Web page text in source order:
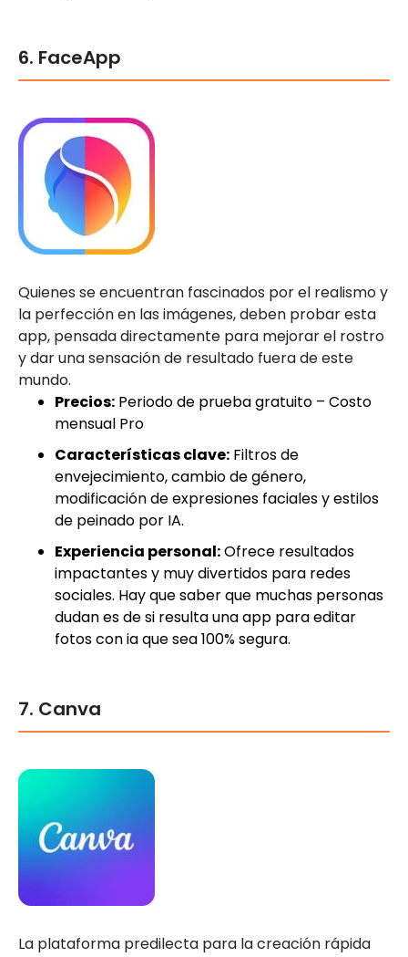
6. FaceApp
Quienes se encuentran fascinados por el realismo y
la perfección en las imágenes, deben probar esta
app, pensada directamente para mejorar el rostro
y dar una sensación de resultado fuera de este
mundo.
Precios: Periodo de prueba gratuito – Costo
mensual Pro
Características clave: Filtros de
envejecimiento, cambio de género,
modificación de expresiones faciales y estilos
de peinado por IA.
Experiencia personal:Ofrece resultados
impactantes y muy divertidos para redes
sociales. Hay que saber que muchas personas
dudan es de si resulta una app para editar
fotos con ia que sea 100% segura.
7. Canva
La plataforma predilecta para la creación rápida